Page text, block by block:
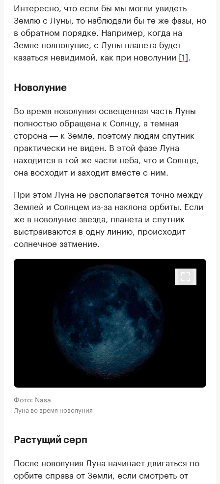
Интересно, что если бы мы могли увидеть
Землю с Луны, то наблюдали бы те же фазы, но
в обратном порядке. Например, когда на
Земле полнолуние, с Луны планета будет
казаться невидимой, как при новолунии [1]
Новолуние
Во время новолуния освещенная часть Луны
полностью обращена к Солнцу, а темная
сторона ― к Земле, поэтому людям спутник
практически не виден. В этой фазе Луна
находится в той же части неба, что и Солнце,
она восходит и заходит вместе с ним.
При этом Луна не располагается точно между
Землей и Солнцем из-за наклона орбиты. Если
же в новолуние звезда, планета и спутник
выстраиваются в одну линию, происходит
солнечное затмение.
Фото: Nasa
Луна во время новолуния
Растущий серп
После новолуния Луна начинает двигаться по
орбите справа от Земли, если смотреть от